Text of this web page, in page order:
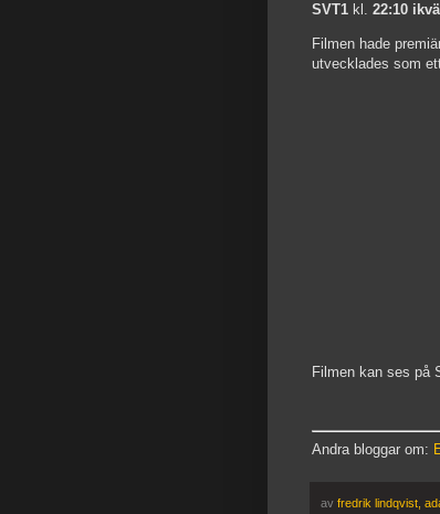
SVT1 kl. 22:10 ikväll
Filmen hade
utvecklades som
Filmen kan ses på
Andra bloggar om:
av fredrik lindqvist,